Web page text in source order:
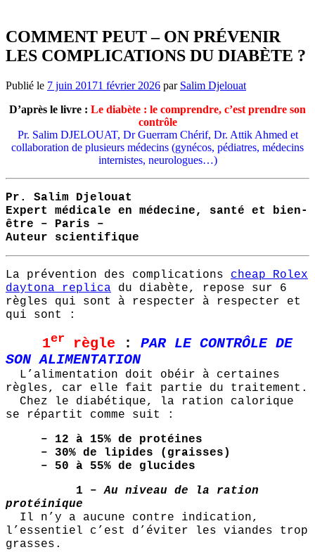
COMMENT PEUT – ON PRÉVENIR
LES COMPLICATIONS DU DIABÈTE ?
Publié le 7 juin 20171 février 2026 par Salim Djelouat
D’après le livre : Le diabète : le comprendre, c’est prendre son
contrôle
Pr. Salim DJELOUAT, Dr Guerram Chérif, Dr. Attik Ahmed et
collaboration de plusieurs médecins (gynécos, pédiatres, médecins
internistes, neurologues…)
Pr. Salim Djelouat
Expert médicale en médecine, santé et bien-
être – Paris –
Auteur scientifique
La prévention des complications cheap Rolex
daytona replica du diabète, repose sur 6
règles qui sont à respecter à respecter et
qui sont :
1er règle : PAR LE CONTRÔLE DE
SON ALIMENTATION
L’alimentation doit obéir à certaines
règles, car elle fait partie du traitement.
Chez le diabétique, la ration calorique
se répartit comme suit :
–
12 à 15% de protéines
–
30% de lipides (graisses)
–
50 à 55% de glucides
1 –Au niveau de la ration
protéinique
Il n’y a aucune contre indication,
l’essentiel c’est d’éviter les viandes trop
grasses.